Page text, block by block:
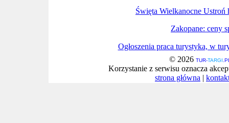
Święta Wielkanocne
Zakopane: ceny
Ogłoszenia praca turystyka, w
© 2026 TUR-TARGI
Korzystanie z serwisu oznacza
strona główna |